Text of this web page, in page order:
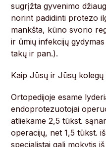
sugrįžta gyvenimo
norint padidinti protezo
mankšta, kūno svorio
ir ūmių infekcijų
takų ir pan.).
Kaip Jūsų ir Jūsų
Ortopedijoje esame
endoprotezuotojai
atliekame 2,5 tūkst.
operacijų, net 1,5 tūkst.
specialistai gali mokytis